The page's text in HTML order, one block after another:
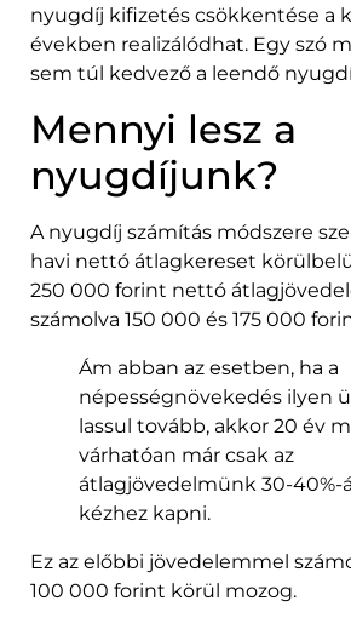
nyugdíj kifizetés csökkentése a
években realizálódhat. Egy szó
sem túl kedvező a leendő
Mennyi lesz a
nyugdíjunk?
A nyugdíj számítás módszere
havi nettó átlagkereset
250 000 forint nettó
számolva 150 000 és 175 000
Ám abban az esetben, ha a
népességnövekedés ilyen
lassul tovább, akkor 20 év
várhatóan már csak az
átlagjövedelmünk 30-40%-
kézhez kapni.
Ez az előbbi jövedelemmel
100 000 forint körül mozog.